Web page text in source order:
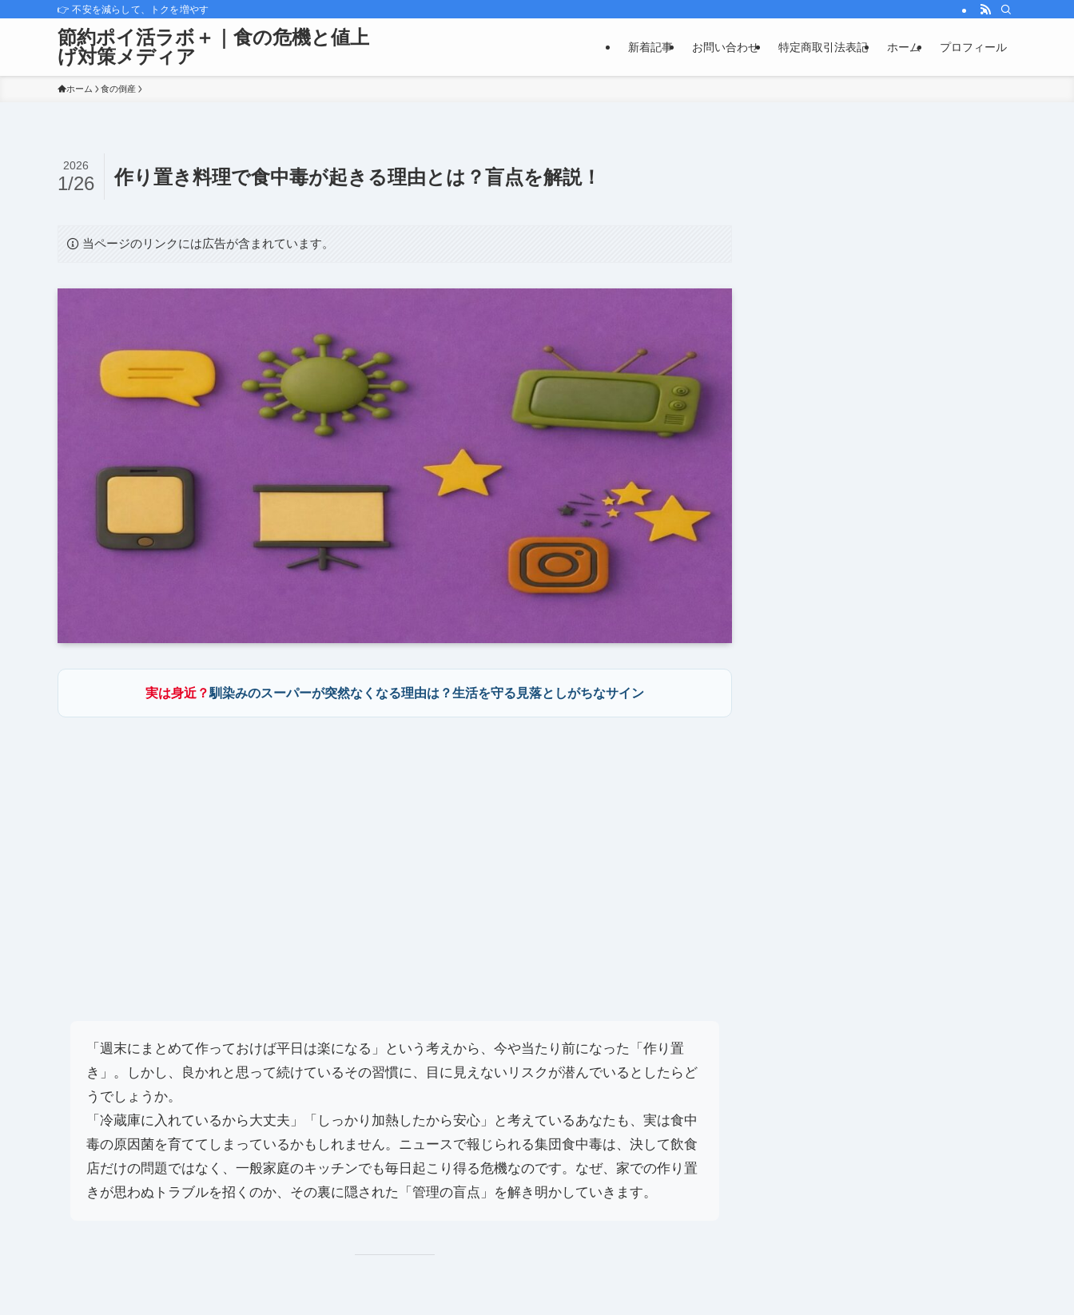
👉 不安を減らして、トクを増やす
節約ポイ活ラボ＋｜食の危機と値上
げ対策メディア
新着記事 お問い合わせ 特定商取引法表記 ホーム プロフィール
ホーム 食の倒産
作り置き料理で食中毒が起きる理由とは？盲点を解説！
2026
1/26
当ページのリンクには広告が含まれています。
実は身近？馴染みのスーパーが突然なくなる理由は？生活を守る見落としがちなサイン
「週末にまとめて作っておけば平日は楽になる」という考えから、今や当たり前になった「作り置
き」。しかし、良かれと思って続けているその習慣に、目に見えないリスクが潜んでいるとしたらど
うでしょうか。
「冷蔵庫に入れているから大丈夫」「しっかり加熱したから安心」と考えているあなたも、実は食中
毒の原因菌を育ててしまっているかもしれません。ニュースで報じられる集団食中毒は、決して飲食
店だけの問題ではなく、一般家庭のキッチンでも毎日起こり得る危機なのです。なぜ、家での作り置
きが思わぬトラブルを招くのか、その裏に隠された「管理の盲点」を解き明かしていきます。